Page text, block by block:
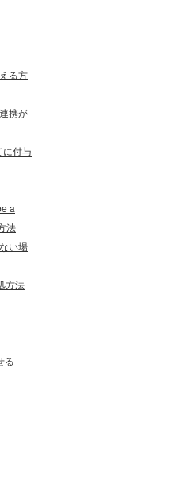
る方
携が
に付与
a
法
い場
方法
る